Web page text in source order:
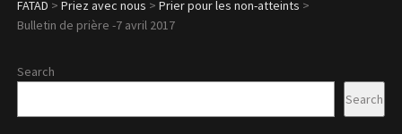
FATAD > Priez avec nous > Prier pour les non-atteints >
Bulletin de prière -7 avril 2017
Search
Search